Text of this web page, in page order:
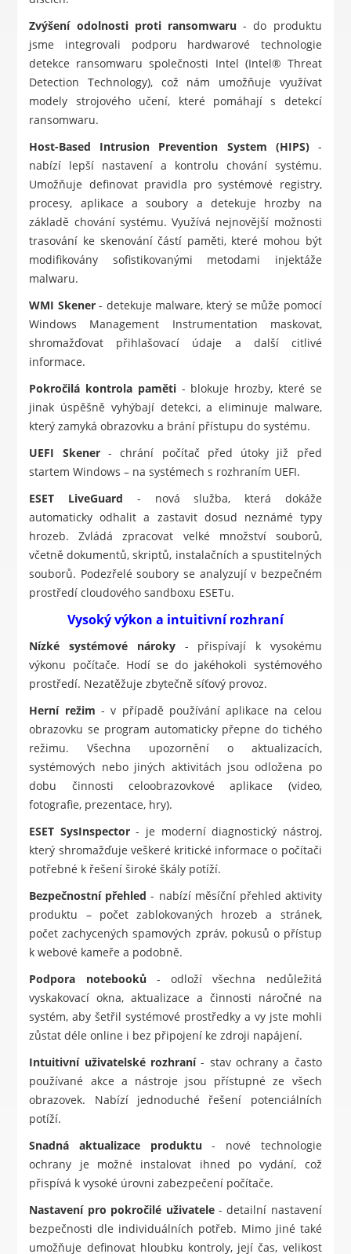
Zvýšení odolnosti proti ransomwaru - do produktu
jsme integrovali podporu hardwarové technologie
detekce ransomwaru společnosti Intel (Intel® Threat
Detection Technology), což nám umožňuje využívat
modely strojového učení, které pomáhají s detekcí
ransomwaru.
Host-Based Intrusion Prevention System (HIPS)-
nabízí lepší nastavení a kontrolu chování systému.
Umožňuje definovat pravidla pro systémové registry,
procesy, aplikace a soubory a detekuje hrozby na
základě chování systému. Využívá nejnovější možnosti
trasování ke skenování částí paměti, které mohou být
modifikovány sofistikovanými metodami injektáže
malwaru.
WMI Skener- detekuje malware, který se může pomocí
Windows Management Instrumentation maskovat,
shromažďovat přihlašovací údaje a další citlivé
informace.
Pokročilá kontrola paměti- blokuje hrozby, které se
jinak úspěšně vyhýbají detekci, a eliminuje malware,
který zamyká obrazovku a brání přístupu do systému.
UEFI Skener- chrání počítač před útoky již před
startem Windows – na systémech s rozhraním UEFI.
ESET LiveGuard - nová služba, která dokáže
automaticky odhalit a zastavit dosud neznámé typy
hrozeb. Zvládá zpracovat velké množství souborů,
včetně dokumentů, skriptů, instalačních a spustitelných
souborů. Podezřelé soubory se analyzují v bezpečném
prostředí cloudového sandboxu ESETu.
Vysoký výkon a intuitivní rozhraní
Nízké systémové nároky- přispívají k vysokému
výkonu počítače. Hodí se do jakéhokoli systémového
prostředí. Nezatěžuje zbytečně síťový provoz.
Herní režim - v případě používání aplikace na celou
obrazovku se program automaticky přepne do tichého
režimu. Všechna upozornění o aktualizacích,
systémových nebo jiných aktivitách jsou odložena po
dobu činnosti celoobrazovkové aplikace (video,
fotografie, prezentace, hry).
ESET SysInspector- je moderní diagnostický nástroj,
který shromažďuje veškeré kritické informace o počítači
potřebné k řešení široké škály potíží.
Bezpečnostní přehled - nabízí měsíční přehled aktivity
produktu – počet zablokovaných hrozeb a stránek,
počet zachycených spamových zpráv, pokusů o přístup
k webové kameře a podobně.
Podpora notebooků - odloží všechna nedůležitá
vyskakovací okna, aktualizace a činnosti náročné na
systém, aby šetřil systémové prostředky a vy jste mohli
zůstat déle online i bez připojení ke zdroji napájení.
Intuitivní uživatelské rozhraní- stav ochrany a často
používané akce a nástroje jsou přístupné ze všech
obrazovek. Nabízí jednoduché řešení potenciálních
potíží.
Snadná aktualizace produktu - nové technologie
ochrany je možné instalovat ihned po vydání, což
přispívá k vysoké úrovni zabezpečení počítače.
Nastavení pro pokročilé uživatele- detailní nastavení
bezpečnosti dle individuálních potřeb. Mimo jiné také
umožňuje definovat hloubku kontroly, její čas, velikost